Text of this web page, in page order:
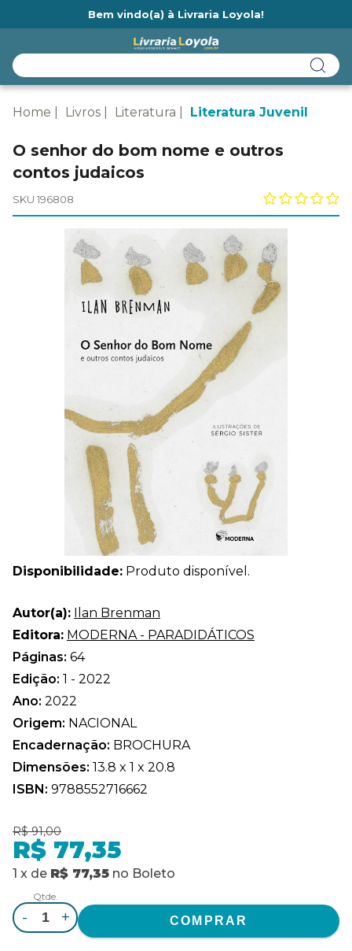
Bem vindo(a) à Livraria Loyola!
Home Livros Literatura Literatura Juvenil
O senhor do bom nome e outros
contos judaicos
SKU 196808
Disponibilidade: Produto disponível.
Autor(a): Ilan Brenman
Editora: MODERNA - PARADIDÁTICOS
Páginas: 64
Edição: 1 - 2022
Ano: 2022
Origem: NACIONAL
Encadernação: BROCHURA
Dimensões: 13.8 x 1 x 20.8
ISBN: 9788552716662
R$ 91,00
R$ 77,35
1 x de R$ 77,35 no Boleto
Qtde.
- +